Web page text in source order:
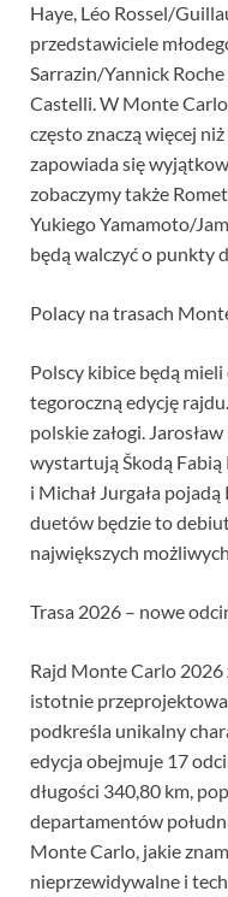
Haye, Léo Rossel/
przedstawiciele
Sarrazin/Yannick
Castelli. W Monte
często znaczą więcej
zapowiada się
zobaczymy także
Yukiego Yamamoto/
będą walczyć o punkty
Polacy na trasach
Polscy kibice będą
tegoroczną edycję
polskie załogi.
wystartują Škodą Fabią
i Michał Jurgała
duetów będzie to
największych
Trasa 2026 – nowe
Rajd Monte Carlo 2026
istotnie
podkreśla unikalny
edycja obejmuje 17
długości 340,80 km,
departamentów
Monte Carlo, jakie
nieprzewidywalne i